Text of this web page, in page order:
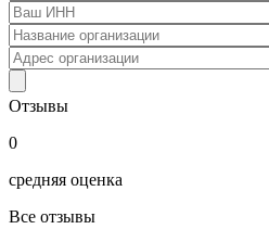
Отзывы
0
средняя оценка
Все отзывы